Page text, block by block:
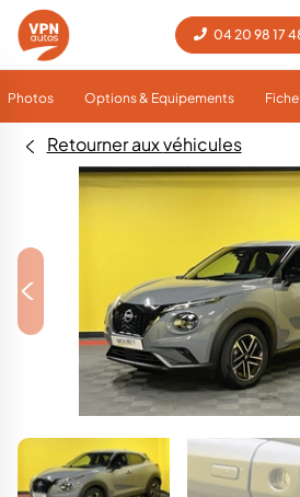
04 20 98 17
Photos Options & Equipements
Retourner aux véhicules
<